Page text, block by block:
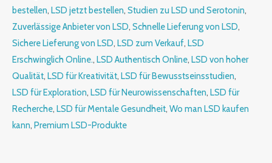
bestellen, LSD jetzt bestellen, Studien zu LSD und Serotonin,
Zuverlässige Anbieter von LSD, Schnelle Lieferung von LSD,
Sichere Lieferung von LSD, LSD zum Verkauf, LSD
Erschwinglich Online., LSD Authentisch Online, LSD von hoher
Qualität, LSD für Kreativität, LSD für Bewusstseinsstudien,
LSD für Exploration, LSD für Neurowissenschaften, LSD für
Recherche, LSD für Mentale Gesundheit, Wo man LSD kaufen
kann, Premium LSD-Produkte